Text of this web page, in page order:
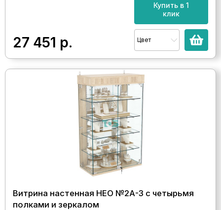
27 451 р.
Купить в 1
клик
Цвет
Витрина настенная НЕО №2А-3 с четырьмя
полками и зеркалом